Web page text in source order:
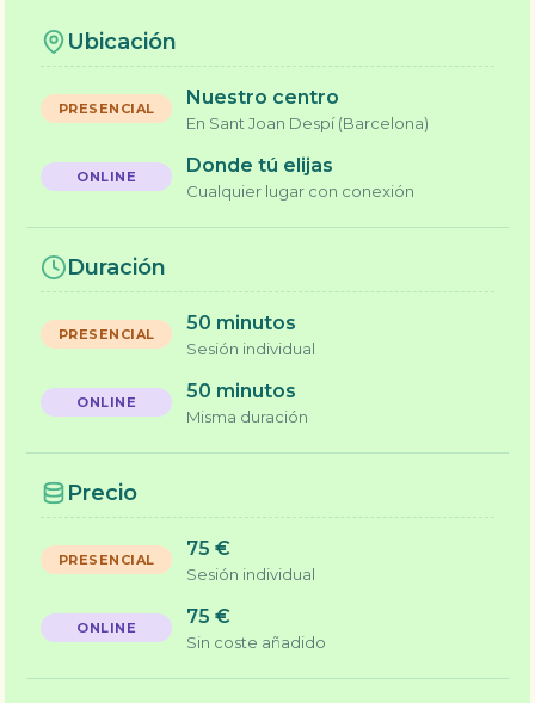
Ubicación
Nuestro centro
En Sant Joan Despí (Barcelona)
Donde tú elijas
Cualquier lugar con conexión
Duración
50 minutos
Sesión individual
50 minutos
Misma duración
Precio
75 €
Sesión individual
75 €
Sin coste añadido